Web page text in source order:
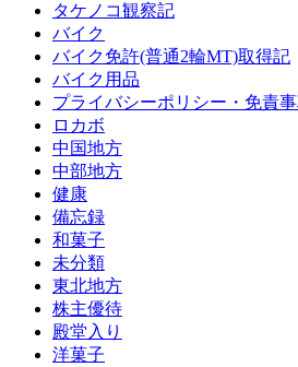
タケノコ観察記
バイク
バイク免許(普通2輪MT)取得記
バイク用品
プライバシーポリシー・免責
ロカボ
中国地方
中部地方
健康
備忘録
和菓子
未分類
東北地方
株主優待
殿堂入り
洋菓子